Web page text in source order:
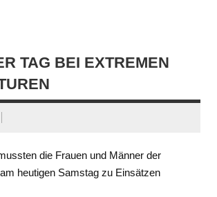
TAG BEI EXTREMEN
die Frauen und Männer der
heutigen Samstag zu Einsätzen